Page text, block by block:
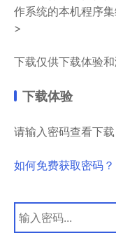
作系统的本机程序
>
下载仅供下载体验
下载体验
请输入密码查看下载
如何免费获取密码？